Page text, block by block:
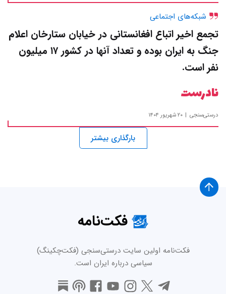
شبکه‌های اجتماعی
تجمع اخیر اتباع افغانستانی در خیابان ستارخان اعلام
جنگ به ایران بوده و تعداد آنها در کشور ۱۷ میلیون
نفر است.
نادرست
درستی‌سنجی ۲۰ شهریور ۱۴۰۴
بار‌گذاری بیشتر
فکت‌نامه
فکت‌نامه اولین سایت درستی‌سنجی (فکت‌چکینگ)
سیاسی درباره ایران است.